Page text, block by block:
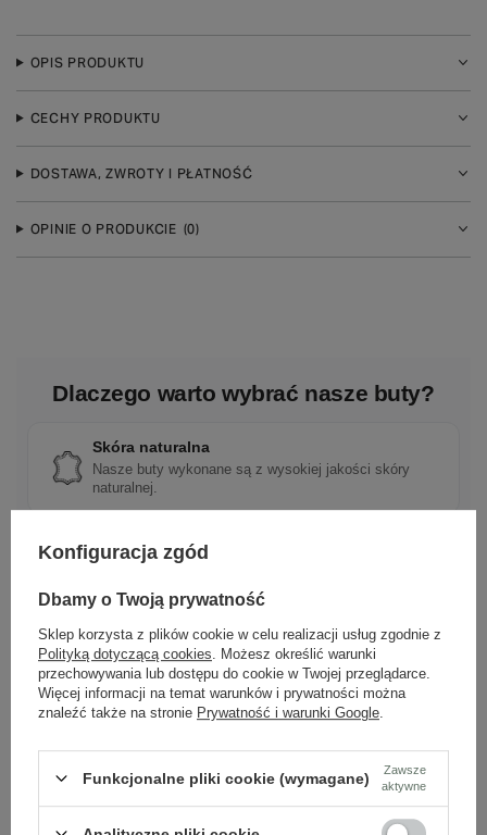
OPIS PRODUKTU
CECHY PRODUKTU
DOSTAWA, ZWROTY I PŁATNOŚĆ
OPINIE O PRODUKCIE (0)
Dlaczego warto wybrać nasze buty?
Skóra naturalna
Nasze buty wykonane są z wysokiej jakości skóry
naturalnej.
Polska marka
Ponadczasowy design
Klasyczne wzory, które pasują do wielu stylizacji.
Dbamy o doświadczenie klientów i wysyłamy w 24h.
Konfiguracja zgód
Dbamy o Twoją prywatność
Sklep korzysta z plików cookie w celu realizacji usług zgodnie z
Polityką dotyczącą cookies . Możesz określić warunki
przechowywania lub dostępu do cookie w Twojej przeglądarce.
Więcej informacji na temat warunków i prywatności można
znaleźć także na stronie Prywatność i warunki Google
Funkcjonalne pliki cookie (wymagane)
Zawsze
aktywne